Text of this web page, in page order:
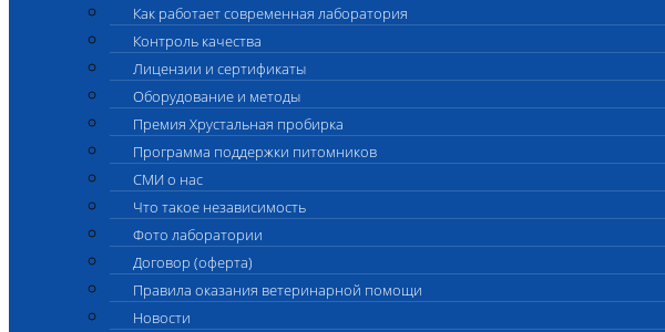
Как работает современная лаборатория
Контроль качества
Лицензии и сертификаты
Оборудование и методы
Премия Хрустальная пробирка
Программа поддержки питомников
СМИ о нас
Что такое независимость
Фото лаборатории
Договор (оферта)
Правила оказания ветеринарной помощи
Новости